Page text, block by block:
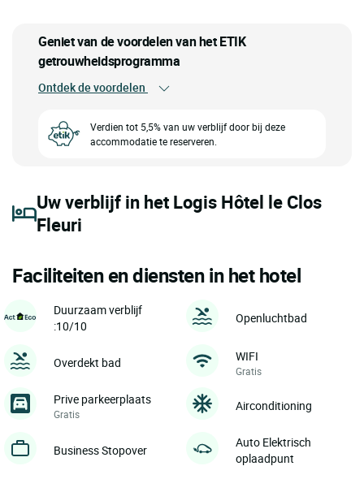
Geniet van de voordelen van het ETIK
getrouwheidsprogramma
Ontdek de voordelen
Verdien tot 5,5% van uw verblijf door bij deze
accommodatie te reserveren.
Uw verblijf in het Logis Hôtel le Clos
Fleuri
Faciliteiten en diensten in het hotel
Duurzaam verblijf
:10/10
Openluchtbad
Overdekt bad WIFI
Gratis
Prive parkeerplaats
Gratis
Airconditioning
Business Stopover
Auto Elektrisch
oplaadpunt